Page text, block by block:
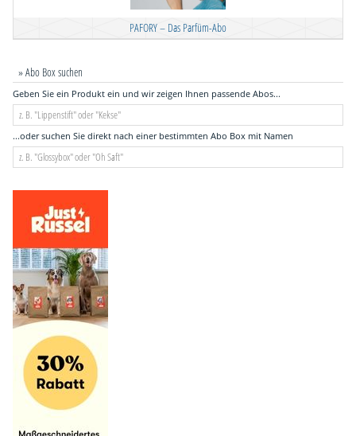
PAFORY – Das Parfüm-Abo
» Abo Box suchen
Geben Sie ein Produkt ein und wir zeigen Ihnen passende Abos...
...oder suchen Sie direkt nach einer bestimmten Abo Box mit Namen